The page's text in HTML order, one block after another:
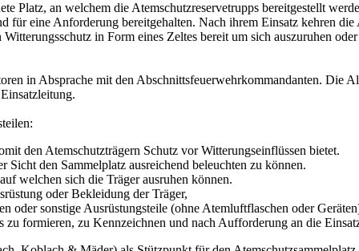
Platz, an welchem die Atemschutzreservetrupps bereitgestellt
für eine Anforderung bereitgehalten. Nach ihrem Einsatz kehren
in Form eines Zeltes bereit um sich auszuruhen
in Absprache mit den Abschnittsfeuerwehrkommandanten. Die
den Atemschutzträgern Schutz vor Witterungseinflüssen bietet.
den Sammelplatz ausreichend beleuchten zu können.
welchen sich die Träger ausruhen können.
oder Bekleidung der Träger,
oder sonstige Ausrüstungsteile (ohne Atemluftflaschen oder
formieren, zu Kennzeichnen und nach Aufforderung an die